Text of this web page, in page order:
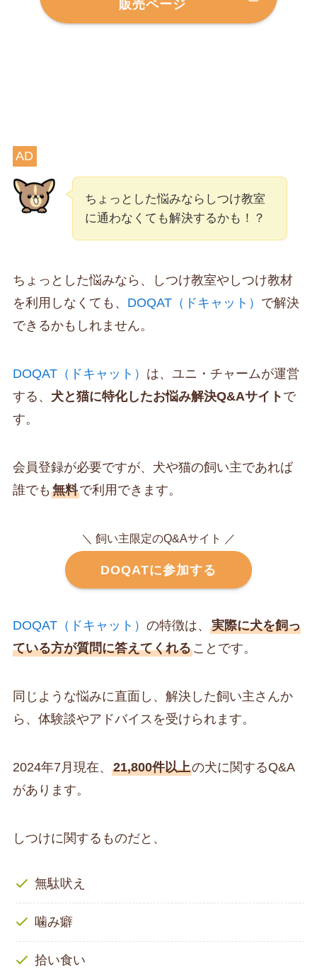
販売ページ
AD
ちょっとした悩みならしつけ教室
に通わなくても解決するかも！？
ちょっとした悩みなら、しつけ教室やしつけ教材
を利用しなくても、 DOQAT（ドキャット） で解決
できるかもしれません。
DOQAT（ドキャット） は、ユニ・チャームが運営
する、 犬と猫に特化したお悩み解決Q&Aサイト で
す。
会員登録が必要ですが、犬や猫の飼い主であれば
誰でも 無料で利用できます。
＼ 飼い主限定のQ&Aサイト ／
DOQATに参加する
DOQAT（ドキャット） の特徴は、 実際に犬を飼っ
ている方が質問に答えてくれることです。
同じような悩みに直面し、解決した飼い主さんか
ら、体験談やアドバイスを受けられます。
2024年7月現在、 21,800件以上の犬に関するQ&A
があります。
しつけに関するものだと、
無駄吠え
噛み癖
拾い食い